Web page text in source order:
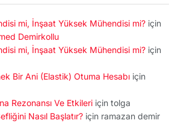
mi, İnşaat Yüksek Mühendisi mi? için
Demirkollu
mi, İnşaat Yüksek Mühendisi mi? için
Bir Ani (Elastik) Otuma Hesabı için
Rezonansı Ve Etkileri için tolga
Nasıl Başlatır? için ramazan demir